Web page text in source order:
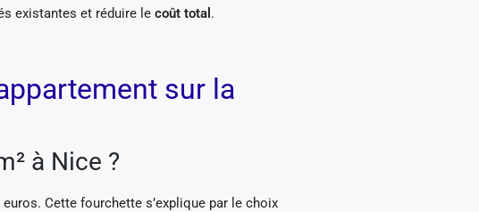
existantes et réduire le coût total .
sur la
à Nice ?
Cette fourchette s’explique par le choix